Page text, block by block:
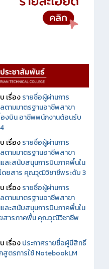
เรื่องรายชื่อผู้ผ่านการ
ตามมาตรฐานอาชีพสาขา
งบิน อาชีพพนักงานต้อนรับ
เรื่องรายชื่อผู้ผ่านการ
ตามมาตรฐานอาชีพสาขา
ละสนับสนุนการบินภาคพื้นใน
ดยสาร คุณวุฒิวิชาชีพระดับ 3
เรื่องรายชื่อผู้ผ่านการ
ตามมาตรฐานอาชีพสาขา
ละสนับสนุนการบินภาคพื้นใน
สารภาคพื้น คุณวุฒิวิชาชีพ
เรื่องประกาศรายชื่อผู้มีสิทธิ์
สูตรการใช้ NotebookLM